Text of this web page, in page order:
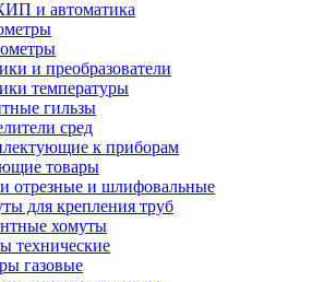
и автоматика
и преобразователи
температуры
гильзы
сред
к приборам
товары
отрезные и шлифовальные
для крепления труб
хомуты
технические
газовые